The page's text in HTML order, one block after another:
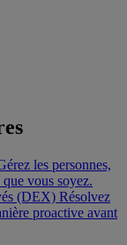
les personnes,
vous soyez.
(DEX) Résolvez
proactive avant